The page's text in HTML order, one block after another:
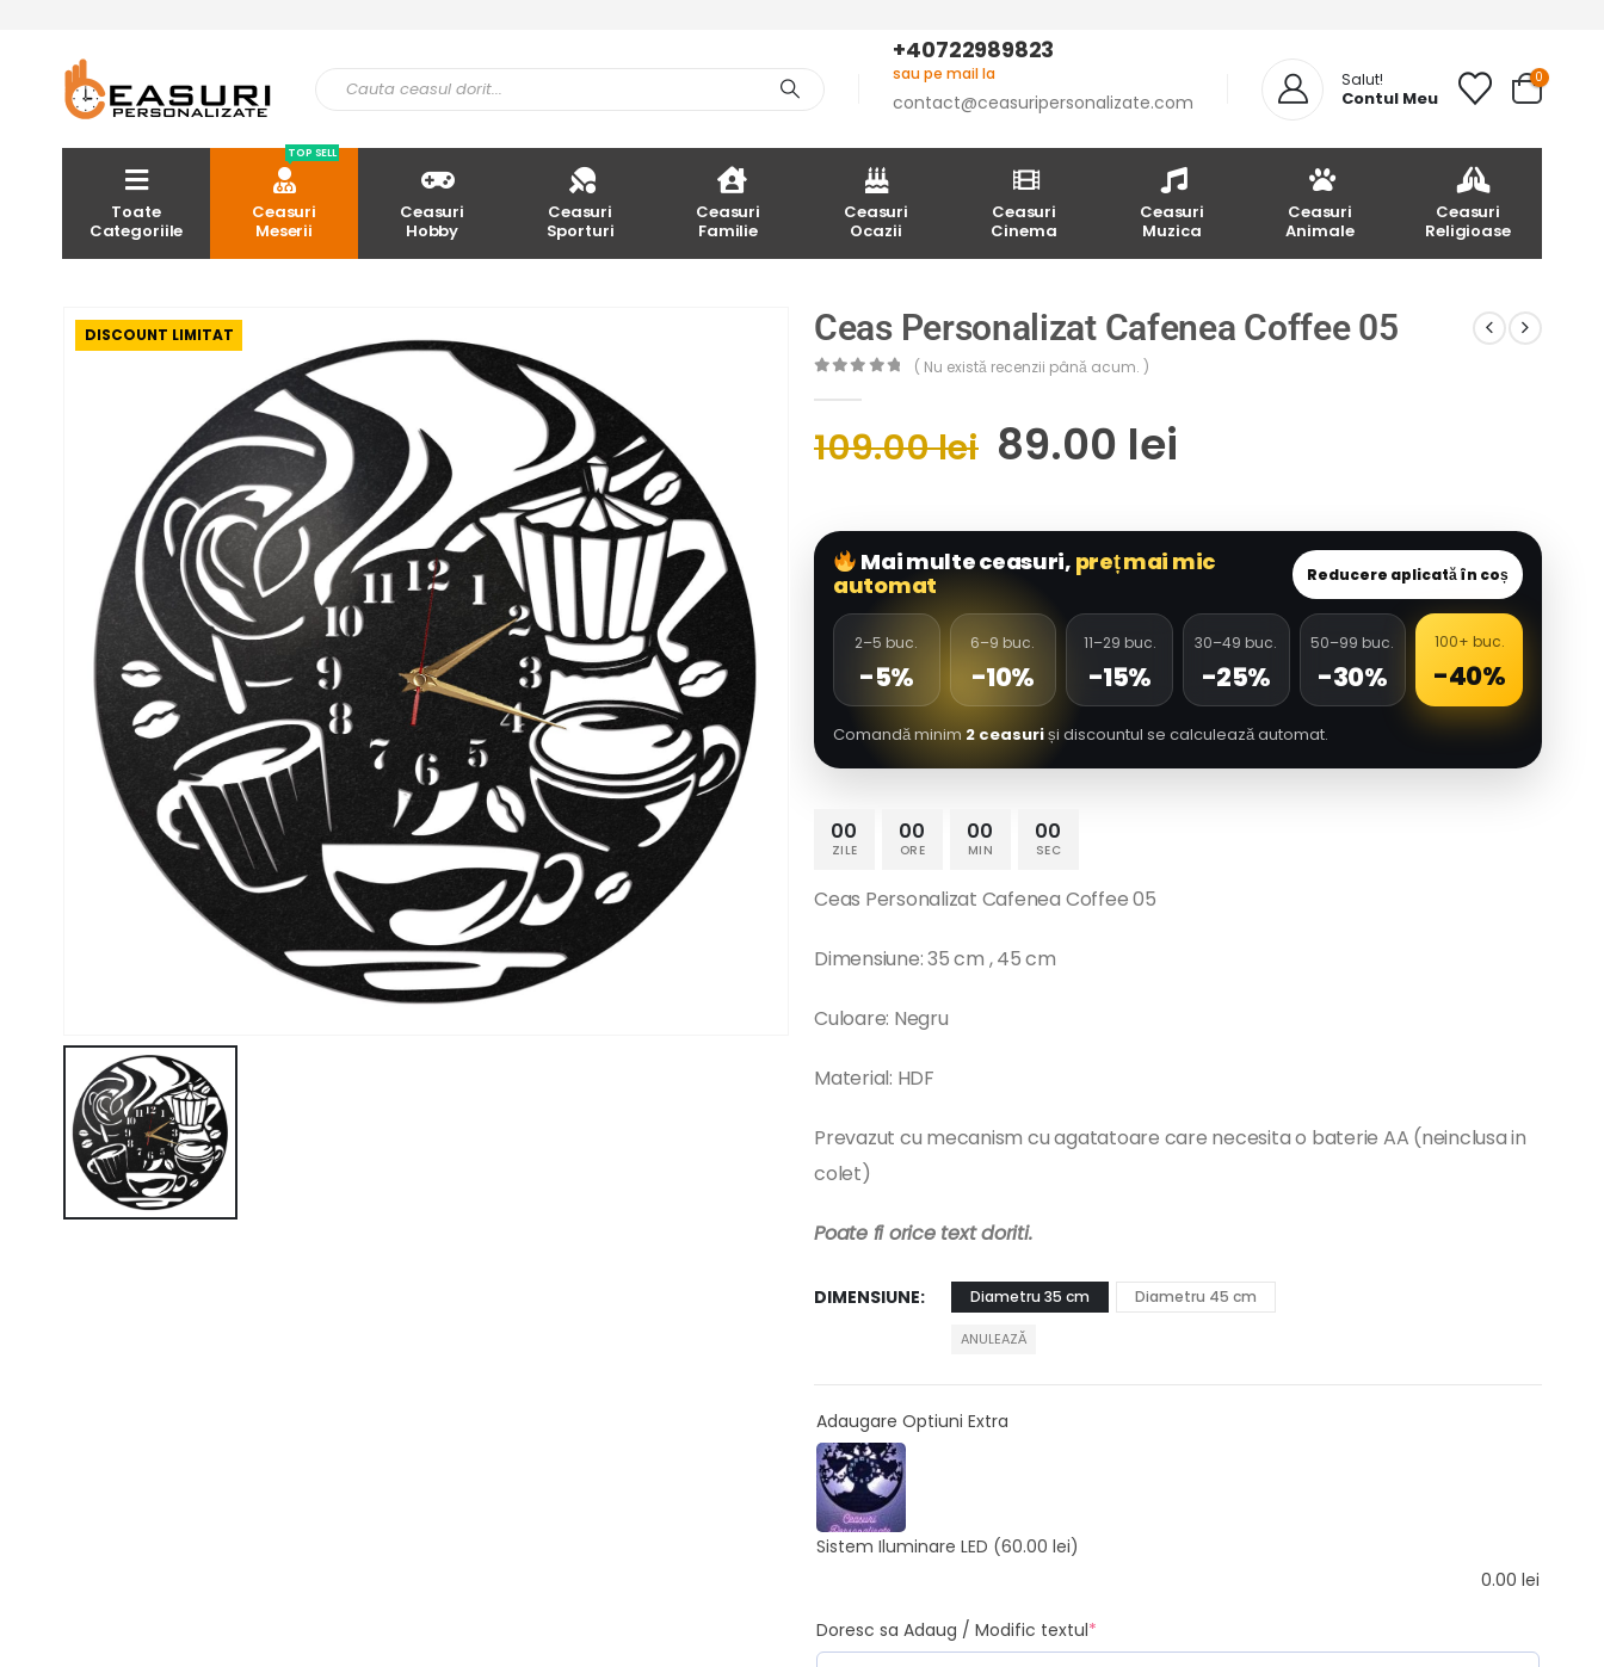
+40722989823
sau pe mail la
contact@ceasuripersonalizate.com
Salut!
Contul Meu
0
Toate
Categoriile
Ceasuri
Meserii
TOP SELL
Ceasuri
Hobby
Ceasuri
Sporturi
Ceasuri
Familie
Ceasuri
Ocazii
Ceasuri
Cinema
Ceasuri
Muzica
Ceasuri
Animale
Ceasuri
Religioase
DISCOUNT LIMITAT Ceas Personalizat Cafenea Coffee 05
( Nu există recenzii până acum. )
109.00lei 89.00 lei
Mai multe ceasuri, preț mai mic
automat
Reducere aplicată în coș
2–5 buc.
-5%
6–9 buc.
-10%
11–29 buc.
-15%
30–49 buc.
-25%
50–99 buc.
-30%
100+ buc.
-40%
Comandă minim 2 ceasuriși discountul se calculează automat.
00
ZILE
00
ORE
00
MIN
00
SEC
Ceas Personalizat Cafenea Coffee 05
Dimensiune: 35 cm , 45 cm
Culoare: Negru
Material: HDF
Prevazut cu mecanism cu agatatoare care necesita o baterie AA (neinclusa in
colet)
Poate fi orice text doriti.
DIMENSIUNE Diametru 35 cm Diametru 45 cm
ANULEAZĂ
Adaugare Optiuni Extra
Sistem Iluminare LED (60.00 lei)
0.00 lei
Doresc sa Adaug / Modific textul*